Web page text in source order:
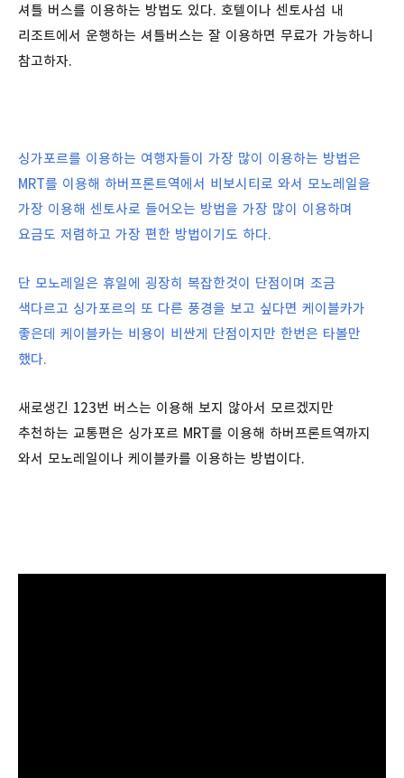
셔틀 버스를 이용하는 방법도 있다. 호텔이나 센토사섬 내
리조트에서 운행하는 셔틀버스는 잘 이용하면 무료가 가능하니
참고하자.
싱가포르를 이용하는 여행자들이 가장 많이 이용하는 방법은
MRT를 이용해 하버프론트역에서 비보시티로 와서 모노레일을
가장 이용해 센토사로 들어오는 방법을 가장 많이 이용하며
요금도 저렴하고 가장 편한 방법이기도 하다.
단 모노레일은 휴일에 굉장히 복잡한것이 단점이며 조금
색다르고 싱가포르의 또 다른 풍경을 보고 싶다면 케이블카가
좋은데 케이블카는 비용이 비싼게 단점이지만 한번은 타볼만
했다.
새로생긴 123번 버스는 이용해 보지 않아서 모르겠지만
추천하는 교통편은 싱가포르 MRT를 이용해 하버프론트역까지
와서 모노레일이나 케이블카를 이용하는 방법이다.